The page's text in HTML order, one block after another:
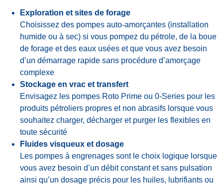
Exploration et sites de forage
Choisissez des pompes auto-amorçantes (installation
humide ou à sec) si vous pompez du pétrole, de la boue
de forage et des eaux usées et que vous avez besoin
d’un démarrage rapide sans procédure d’amorçage
complexe
Stockage en vrac et transfert
Envisagez les pompes Roto Prime ou 0-Series pour les
produits pétroliers propres et non abrasifs lorsque vous
souhaitez charger, décharger et purger les flexibles en
toute sécurité
Fluides visqueux et dosage
Les pompes à engrenages sont le choix logique lorsque
vous avez besoin d’un débit constant et sans pulsation
ainsi qu’un dosage précis pour les huiles, lubrifiants ou